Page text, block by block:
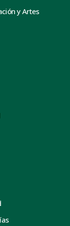
y Artes